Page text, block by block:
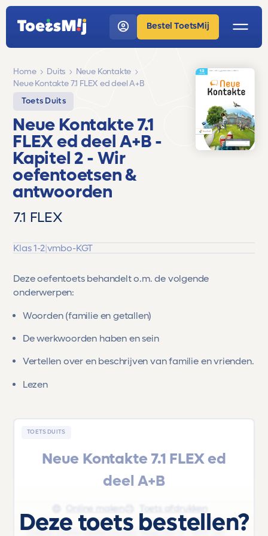
Bestel ToetsMij
Home Duits
Neue Kontakte
Neue Kontakte 7.1 FLEX ed deel A+B
Toets Duits
Neue Kontakte 7.1
FLEX ed deel A+B-
Kapitel 2 - Wir
oefentoetsen &
antwoorden
7.1 FLEX
Klas 1-2|vmbo-KGT
Deze oefentoets behandelt o.m. de volgende
onderwerpen:
Woorden (familie en getallen)
De werkwoorden haben en sein
Vertellen over en beschrijven van familie en vrienden.
Lezen
TOETS DUITS
Neue Kontakte 7.1 FLEX ed
deel A+B
Online maken Toets afdrukken
Deze Duits oefentoets 'Kapitel 2 - Wir' uit
Deze toets bestellen?